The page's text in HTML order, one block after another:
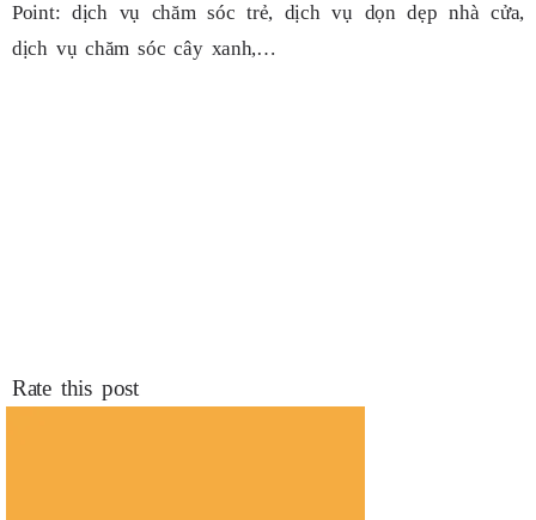
Point: dịch vụ chăm sóc trẻ, dịch vụ dọn dẹp nhà cửa,
dịch vụ chăm sóc cây xanh,…
Rate this post